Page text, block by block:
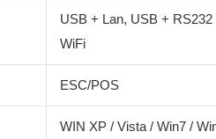
USB + Lan, USB +
WiFi
ESC/POS
WIN XP / Vista / Win7 /